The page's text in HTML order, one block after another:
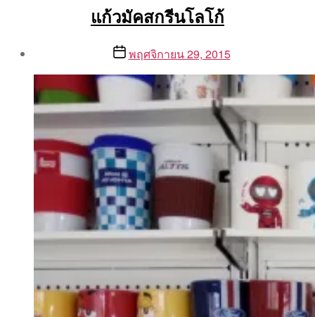
แก้วมัคสกรีนโลโก้
By
Aea
Postพฤศจิกายน 29, 2015